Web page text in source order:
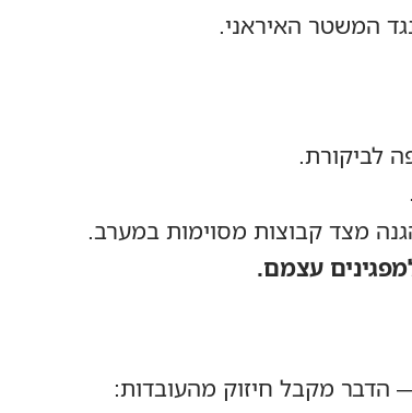
המשטר האיראני.
לביקורת.
מצד קבוצות מסוימות במערב.
עצמם.
מקבל חיזוק מהעובדות: